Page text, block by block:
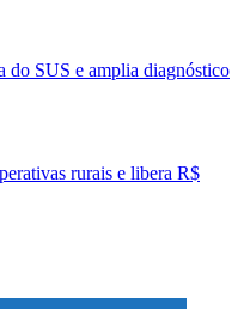
do SUS e amplia diagnóstico
rurais e libera R$